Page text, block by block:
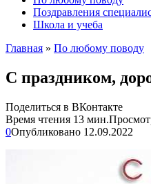
Поздравления
Школа и учеба
Главная » По любому поводу
С праздником,
Поделиться в ВКонтакте
Время чтения 13 мин.
0Опубликовано 12.09.2022